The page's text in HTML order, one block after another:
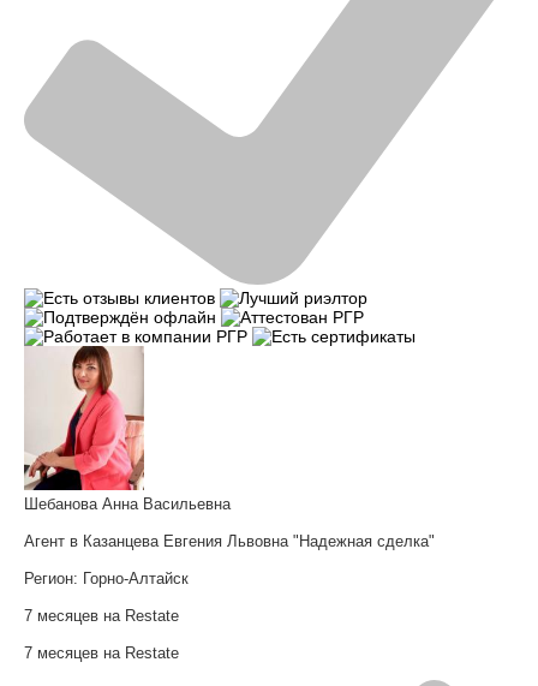
Шебанова Анна Васильевна
Агент в Казанцева Евгения Львовна "Надежная сделка"
Регион: Горно-Алтайск
7 месяцев на Restate
7 месяцев на Restate